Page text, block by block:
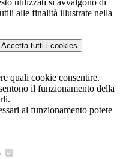
utilizzati si avvalgono di
alle finalità illustrate nella
Accetta tutti i cookies
quali cookie consentire.
il funzionamento della
al funzionamento potete